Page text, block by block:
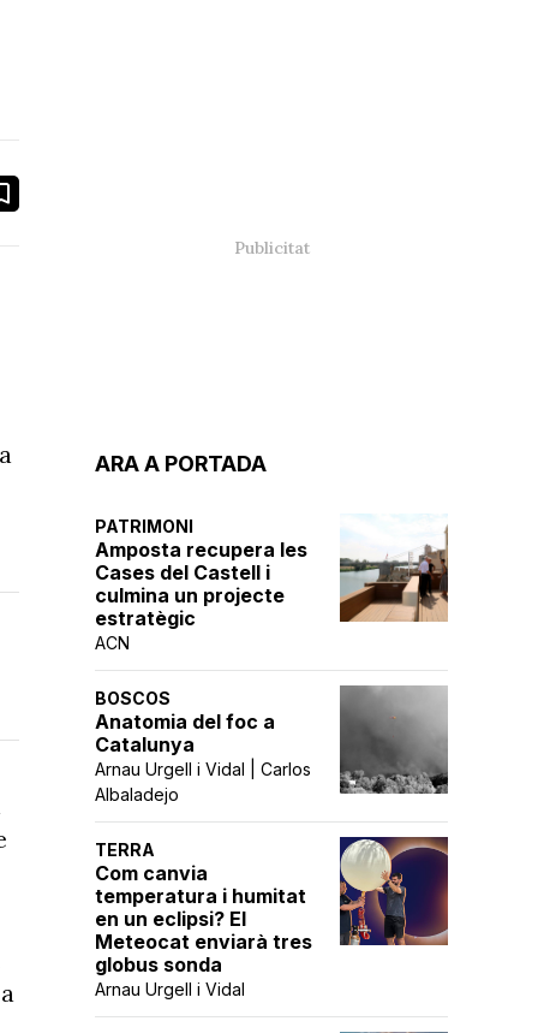
ARA A PORTADA
PATRIMONI
Amposta recupera les
Cases del Castell i
culmina un projecte
estratègic
ACN
BOSCOS
Anatomia del foc a
Catalunya
Arnau Urgell i Vidal | Carlos
Albaladejo
TERRA
Com canvia
temperatura i humitat
en un eclipsi? El
Meteocat enviarà tres
globus sonda
Arnau Urgell i Vidal